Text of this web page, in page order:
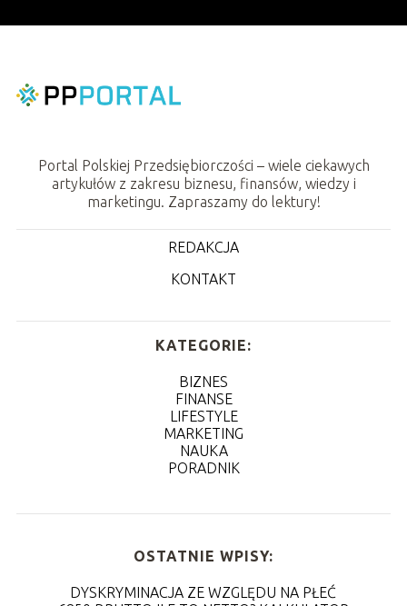
Portal Polskiej Przedsiębiorczości – wiele ciekawych
artykułów z zakresu biznesu, finansów, wiedzy i
marketingu. Zapraszamy do lektury!
REDAKCJA
KONTAKT
KATEGORIE:
BIZNES
FINANSE
LIFESTYLE
MARKETING
NAUKA
PORADNIK
OSTATNIE WPISY:
DYSKRYMINACJA ZE WZGLĘDU NA PŁEĆ